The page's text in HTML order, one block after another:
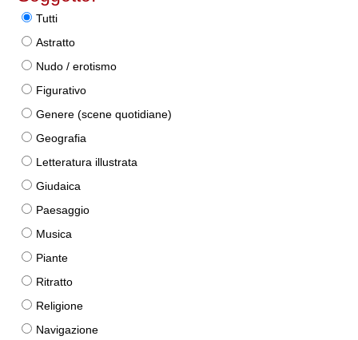
Tutti
Astratto
Nudo / erotismo
Figurativo
Genere (scene quotidiane)
Geografia
Letteratura illustrata
Giudaica
Paesaggio
Musica
Piante
Ritratto
Religione
Navigazione